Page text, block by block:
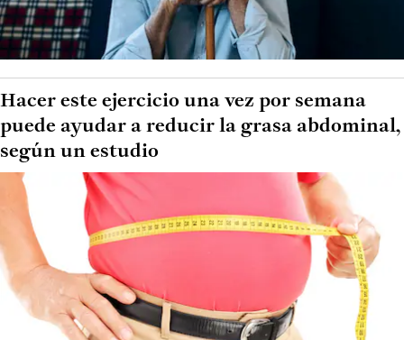
Hacer este ejercicio una vez por semana
puede ayudar a reducir la grasa abdominal,
según un estudio